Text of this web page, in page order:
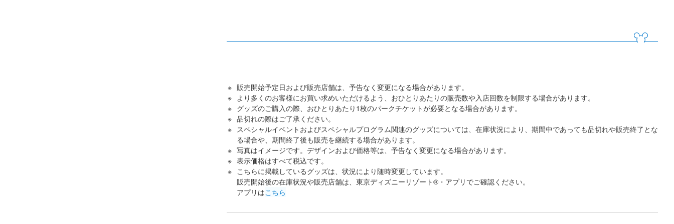
販売開始予定日および販売店舗は、予告なく変更になる場合があります。
より多くのお客様にお買い求めいただけるよう、おひとりあたりの販売数や入店回数を制限する場合があります。
グッズのご購入の際、おひとりあたり1枚のパークチケットが必要となる場合があります。
品切れの際はご了承ください。
スペシャルイベントおよびスペシャルプログラム関連のグッズについては、在庫状況により、期間中であっても品切れや販売終了とな
る場合や、期間終了後も販売を継続する場合があります。
写真はイメージです。デザインおよび価格等は、予告なく変更になる場合があります。
表示価格はすべて税込です。
こちらに掲載しているグッズは、状況により随時変更しています。
販売開始後の在庫状況や販売店舗は、東京ディズニーリゾート®・アプリでご確認ください。
アプリはこちら